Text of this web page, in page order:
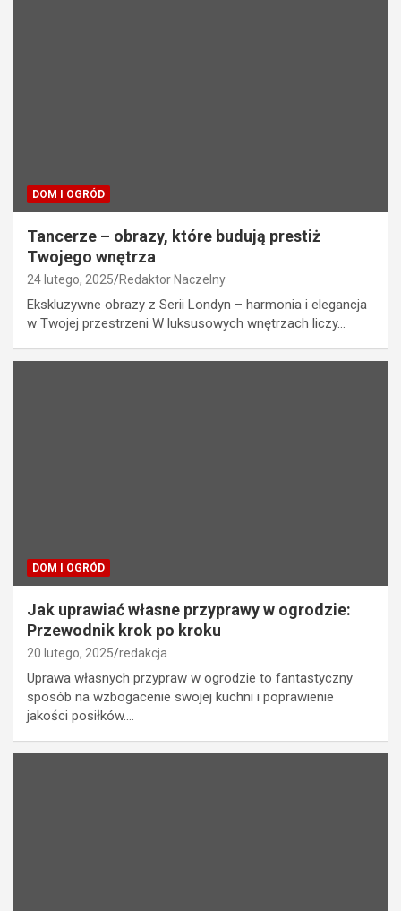
DOM I OGRÓD
Tancerze – obrazy, które budują prestiż
Twojego wnętrza
24 lutego, 2025 Redaktor Naczelny
Ekskluzywne obrazy z Serii Londyn – harmonia i elegancja
w Twojej przestrzeni W luksusowych wnętrzach liczy…
DOM I OGRÓD
Jak uprawiać własne przyprawy w ogrodzie:
Przewodnik krok po kroku
20 lutego, 2025 redakcja
Uprawa własnych przypraw w ogrodzie to fantastyczny
sposób na wzbogacenie swojej kuchni i poprawienie
jakości posiłków.…